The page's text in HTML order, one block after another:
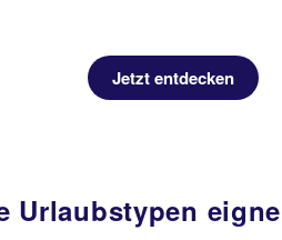
Jetzt entdecken
Urlaubstypen